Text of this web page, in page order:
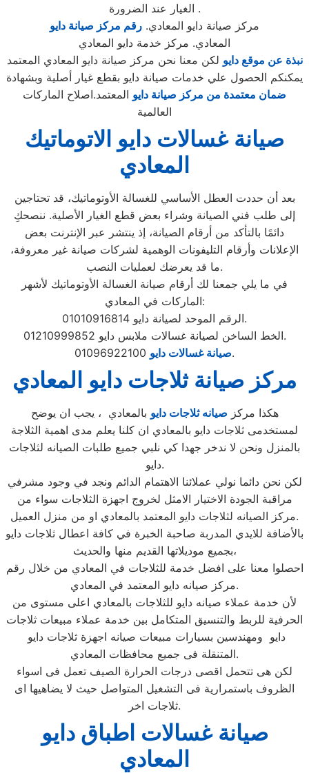
الغيار عند الضرورة .
مركز صيانة دايو المعادي. رقم مركز صيانة دايو
المعادي. مركز خدمة دايو المعادي
نبذة عن موقع دايو لكن معنا نحن مركز صيانة دايو المعادي المعتمد
يمكنكم الحصول علي خدمات صيانة دايو بقطع غيار أصلية وبشهادة
ضمان معتمدة من مركز صيانة دايو المعتمد.اصلاح الماركات
العالمية
صيانة غسالات دايو الاتوماتيك
المعادي
بعد أن حددت العطل الأساسي للغسالة الأوتوماتيك، قد تحتاجين
إلى طلب فني الصيانة وشراء بعض قطع الغيار الأصلية. ننصحكِ
دائمًا بالتأكد من أرقام الصيانة، إذ ينتشر عبر الإنترنت بعض
الإعلانات وأرقام التليفونات الوهمية لشركات صيانة غير معروفة،
ما قد يعرضك لعمليات النصب.
في ما يلي جمعنا لك أرقام صيانة الغسالة الأوتوماتيك لأشهر
الماركات في المعادي:
الرقم الموحد لصيانة دايو 01010916814.
الخط الساخن لصيانة غسالات ملابس دايو 01210999852.
صيانة غسالات دايو01096922100.
مركز صيانة ثلاجات دايو المعادي
هكذا مركز صيانه ثلاجات دايو بالمعادي ، يجب ان يوضح
لمستخدمى ثلاجات دايو بالمعادي ان كلنا يعلم مدى اهمية الثلاجة
بالمنزل ونحن لا ندخر جهدا كي نلبي جميع طلبات الصيانه لثلاجات
دايو.
لكن نحن دائما نولي عملائنا الاهتمام الدائم ونجد في وجود مشرفي
مراقبة الجودة الاختيار الامثل لخروج اجهزة الثلاجات سواء من
مركز الصيانه لثلاجات دايو المعتمد بالمعادي او من منزل العميل.
بالأضافة للايدي المدربة صاحبة الخبرة في كافة اعطال ثلاجات دايو
بجميع موديلاتها القديم منها والحديث،
احصلوا معنا على افضل خدمة للثلاجات في المعادي من خلال رقم
مركز صيانه دايو المعتمد في المعادي.
لأن خدمة عملاء صيانه دايو للثلاجات بالمعادي اعلى مستوى من
الحرفية للربط والتنسيق المتكامل بين خدمة عملاء مبيعات ثلاجات
دايو ومهندسين بسيارات مبيعات صيانه اجهزة ثلاجات دايو
المتنقلة فى جميع محافظات المعادي.
لكن هى تتحمل اقصى درجات الحرارة الصيف تعمل فى اسواء
الظروف باستمرارية فى التشغيل المتواصل حيث لا يضاهيها اى
ثلاجات اخر.
صيانة غسالات اطباق دايو
المعادي